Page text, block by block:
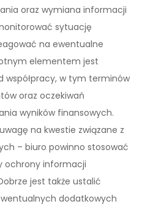
oraz wymiana informacji
sytuację
na ewentualne
elementem jest
współpracy, w tym terminów
oraz oczekiwań
wyników finansowych.
na kwestie związane z
– biuro powinno stosować
ochrony informacji
jest także ustalić
dodatkowych